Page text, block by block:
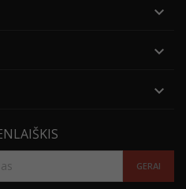


